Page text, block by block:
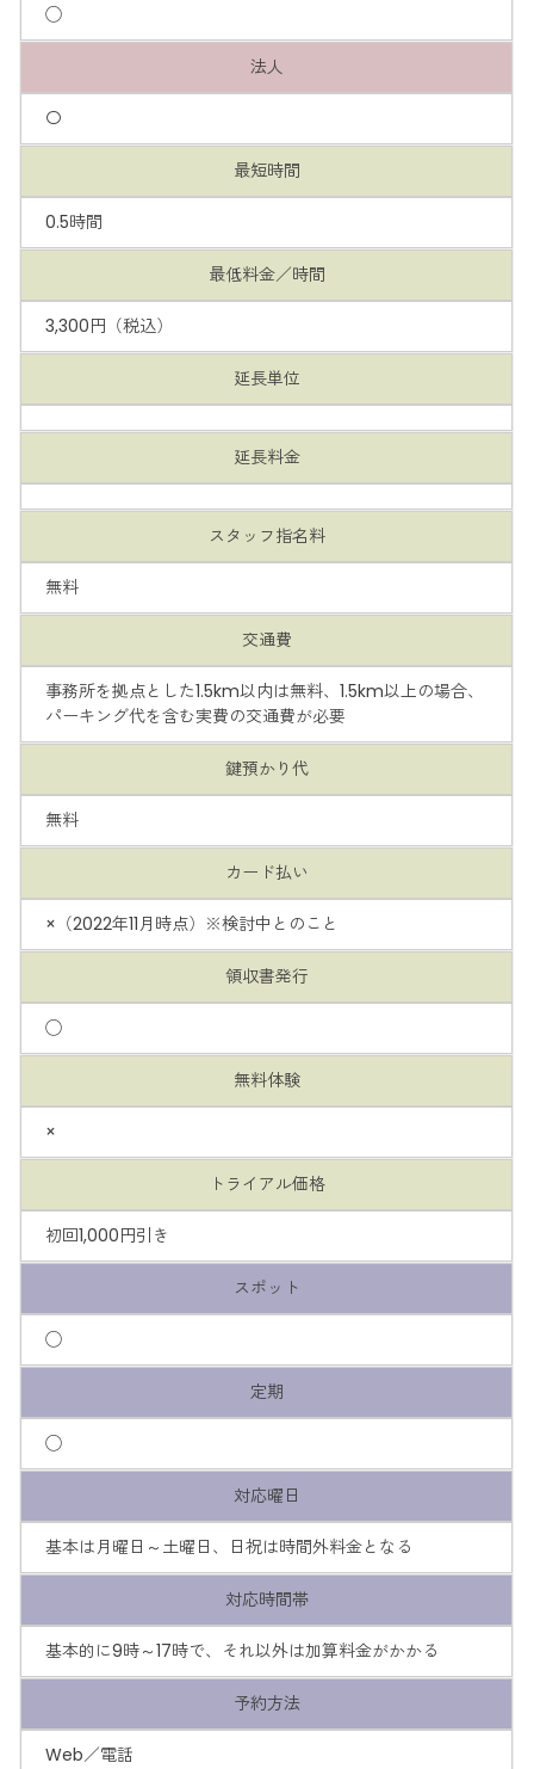
◯
法人
〇
最短時間
0.5時間
最低料金／時間
3,300円（税込）
延長単位
延長料金
スタッフ指名料
無料
交通費
事務所を拠点とした1.5km以内は無料、1.5km以上の場合、
パーキング代を含む実費の交通費が必要
鍵預かり代
無料
カード払い
×（2022年11月時点）※検討中とのこと
領収書発行
◯
無料体験
×
トライアル価格
初回1,000円引き
スポット
◯
定期
◯
対応曜日
基本は月曜日～土曜日、日祝は時間外料金となる
対応時間帯
基本的に9時～17時で、それ以外は加算料金がかかる
予約方法
Web／電話